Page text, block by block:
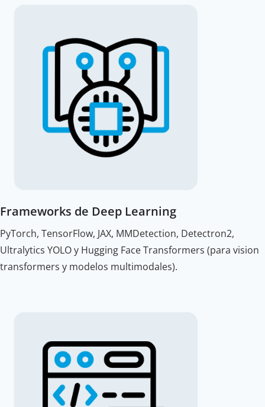
Frameworks de Deep Learning
PyTorch, TensorFlow, JAX, MMDetection, Detectron2,
Ultralytics YOLO y Hugging Face Transformers (para vision
transformers y modelos multimodales).